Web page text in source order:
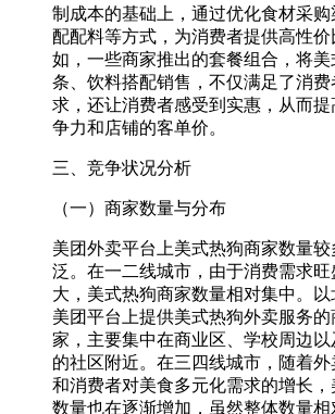
制成本的基础上，通过优化食材采
配配料等方式，为消费者提供高性价
如，一些商家推出的套餐组合，将
条、饮料搭配销售，不仅满足了消
求，还让消费者感受到实惠，从而
争力和店铺的客单价。​
三、竞争状况分析​
（一）商家数量与分布​
美团外卖平台上美式热狗商家数量
泛。在一二线城市，由于消费需求
大，美式热狗商家数量相对集中。以
美团平台上提供美式热狗外卖服务
家，主要集中在商业区、学校周边
的社区附近。在三四线城市，随着
和消费者对美食多元化需求的增长
数量也在逐渐增加，虽然整体数量